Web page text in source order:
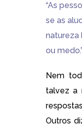
“As
se as
natureza
ou medo.”
Nem
talvez a
Outros